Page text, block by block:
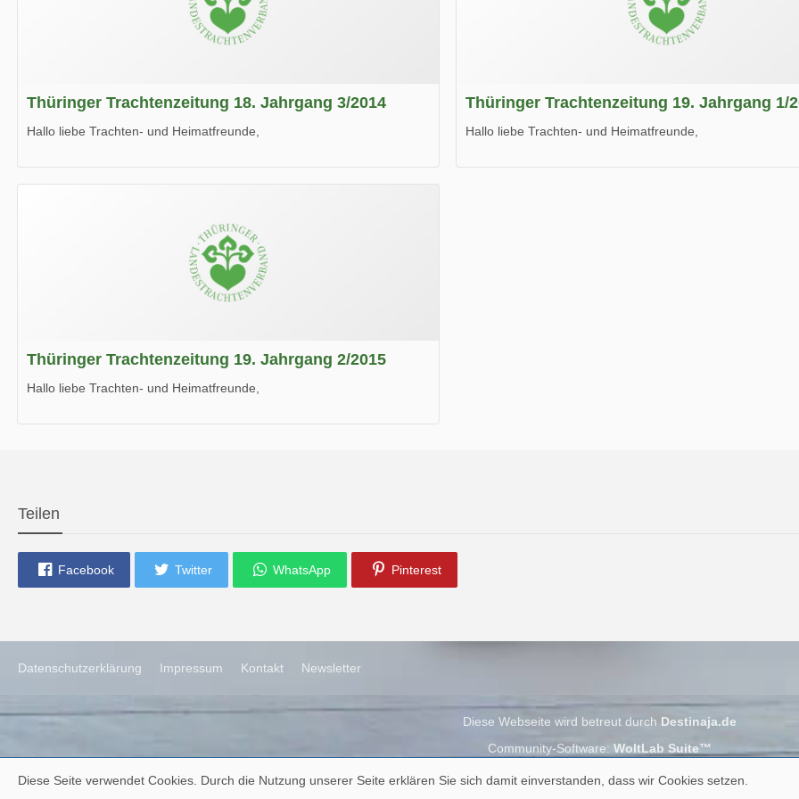
Thüringer Trachtenzeitung 18. Jahrgang 3/2014
Hallo liebe Trachten- und Heimatfreunde,
Wir wünschen Euch viel Spaß beim Lesen.
Thüringer Trachtenzeitung 19. Jahrgang 1/
Hallo liebe Trachten- und Heimatfreunde,
Thüringer Trachtenzeitung 19. Jahrgang 2/2015
Hallo liebe Trachten- und Heimatfreunde,
Teilen
Facebook Twitter WhatsApp Pinterest
Datenschutzerklärung Impressum Kontakt Newsletter
Diese Webseite wird betreut durch Destinaja.de
Community-Software: WoltLab Suite™
Diese Seite verwendet Cookies. Durch die Nutzung unserer Seite erklären Sie sich damit einverstanden, dass wir Cookies setzen.